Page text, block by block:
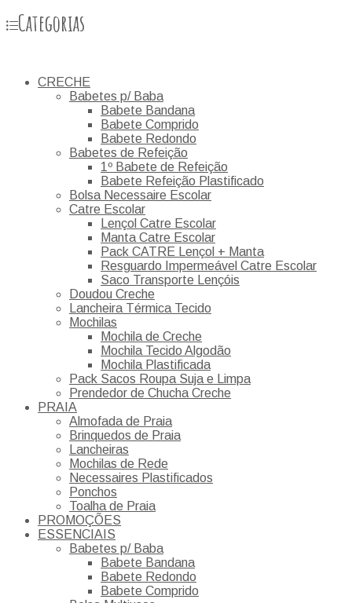
Categorias
CRECHE
Babetes p/ Baba
Babete Bandana
Babete Comprido
Babete Redondo
Babetes de Refeição
1º Babete de Refeição
Babete Refeição Plastificado
Bolsa Necessaire Escolar
Catre Escolar
Lençol Catre Escolar
Manta Catre Escolar
Pack CATRE Lençol + Manta
Resguardo Impermeável Catre Escolar
Saco Transporte Lençóis
Doudou Creche
Lancheira Térmica Tecido
Mochilas
Mochila de Creche
Mochila Tecido Algodão
Mochila Plastificada
Pack Sacos Roupa Suja e Limpa
Prendedor de Chucha Creche
PRAIA
Almofada de Praia
Brinquedos de Praia
Lancheiras
Mochilas de Rede
Necessaires Plastificados
Ponchos
Toalha de Praia
PROMOÇÕES
ESSENCIAIS
Babetes p/ Baba
Babete Bandana
Babete Redondo
Babete Comprido